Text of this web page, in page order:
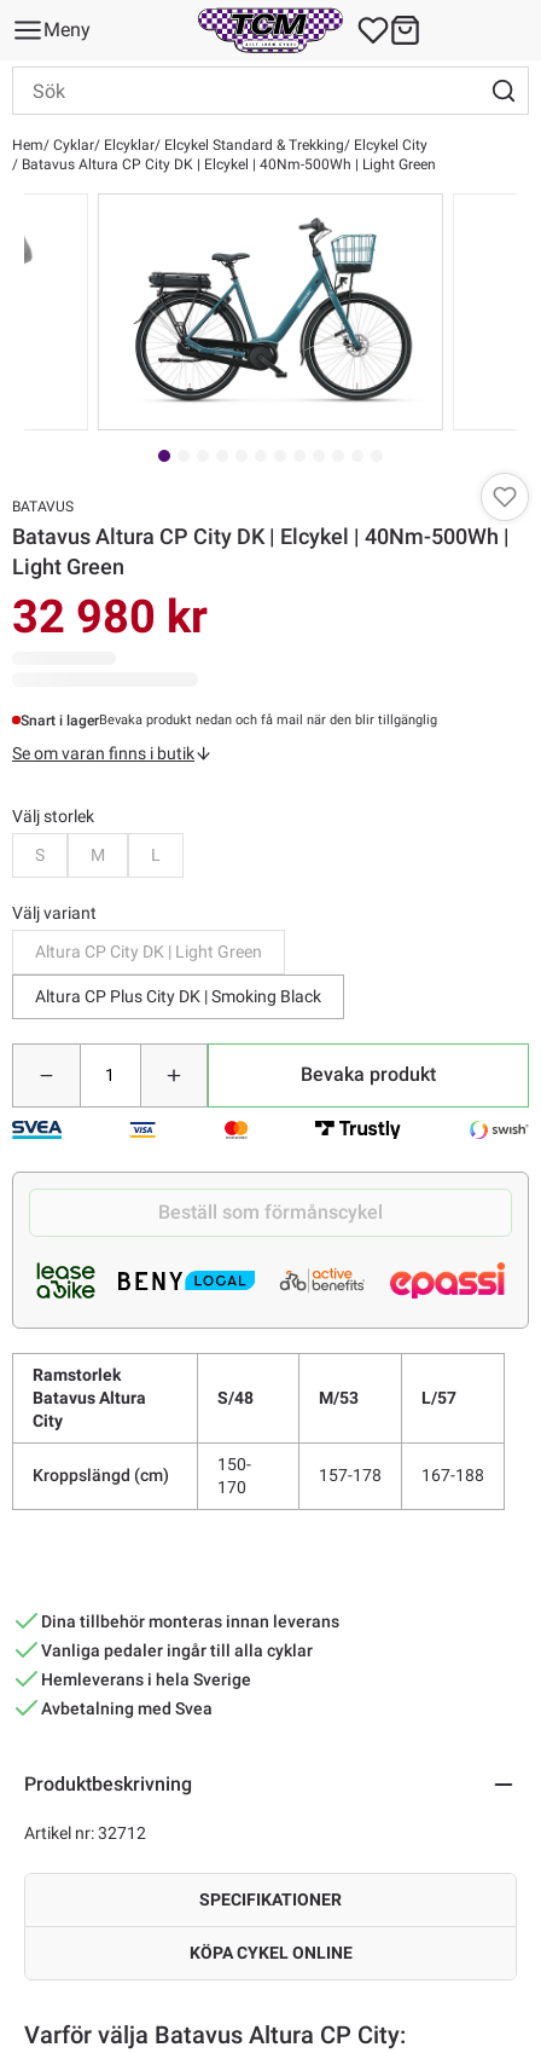
Meny
Hem Cyklar Elcyklar Elcykel Standard & Trekking
Elcykel City
Batavus Altura CP City DK | Elcykel | 40Nm-500Wh | Light Green
BATAVUS
Batavus Altura CP City DK | Elcykel | 40Nm-500Wh |
Light Green
32 980 kr
Snart i lagerBevaka produkt nedan och få mail när den blir tillgänglig
Se om varan finns i butik
Välj storlek
S
M L
Välj variant
Altura CP City DK | Light Green
Altura CP Plus City DK | Smoking Black
Bevaka produkt
Beställ som förmånscykel
Ramstorlek
Batavus Altura
City
S/48 M/53 L/57
Kroppslängd (cm)
150-
170
157-178 167-188
Dina tillbehör monteras innan leverans
Vanliga pedaler ingår till alla cyklar
Hemleverans i hela Sverige
Avbetalning med Svea
Produktbeskrivning
Artikel nr: 32712
SPECIFIKATIONER
KÖPA CYKEL ONLINE
Varför välja Batavus Altura CP City: